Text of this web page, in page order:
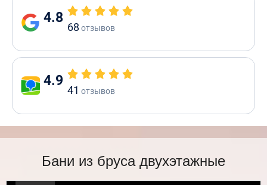
4.8
68 отзывов
4.9
41 отзывов
Бани из бруса двухэтажные